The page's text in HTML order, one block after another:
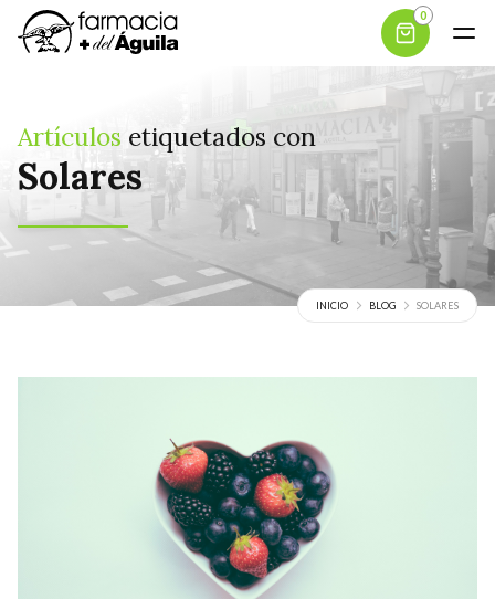
0
Artículos etiquetados con
Solares
INICIO BLOG SOLARES